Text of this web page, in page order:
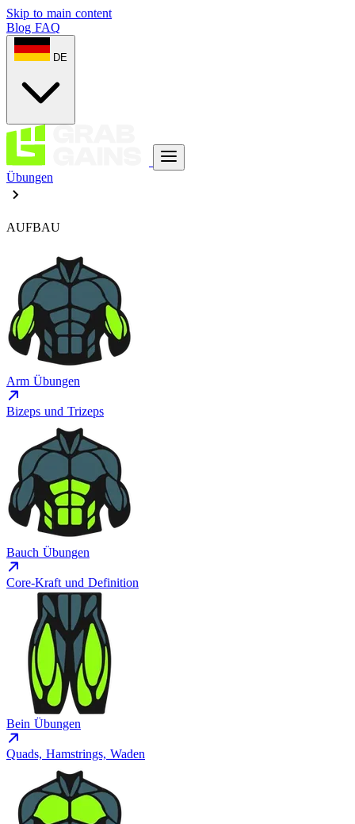
Skip to main content
Blog FAQ
DE
Übungen
AUFBAU
Arm Übungen
Bizeps und Trizeps
Bauch Übungen
Core-Kraft und Definition
Bein Übungen
Quads, Hamstrings, Waden